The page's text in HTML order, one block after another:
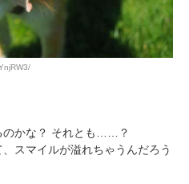
のかな？ それとも……？
スマイルが溢れちゃうんだろう